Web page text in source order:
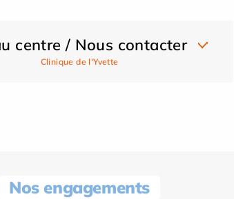
centre / Nous contacter
Clinique de l'Yvette
Nos engagements